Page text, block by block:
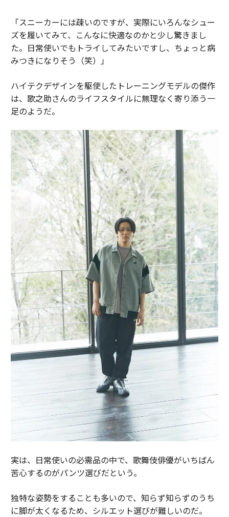
「スニーカーには疎いのですが、実際にいろんなシュー
ズを履いてみて、こんなに快適なのかと少し驚きまし
た。日常使いでもトライしてみたいですし、ちょっと病
みつきになりそう（笑）」
ハイテクデザインを駆使したトレーニングモデルの傑作
は、歌之助さんのライフスタイルに無理なく寄り添う一
足のようだ。
実は、日常使いの必需品の中で、歌舞伎俳優がいちばん
苦心するのがパンツ選びだという。
独特な姿勢をすることも多いので、知らず知らずのうち
に脚が太くなるため、シルエット選びが難しいのだ。